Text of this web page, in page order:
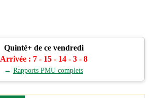
Quinté+ de ce vendredi
Arrivée : 7 - 15 - 14 - 3 - 8
→ Rapports PMU complets